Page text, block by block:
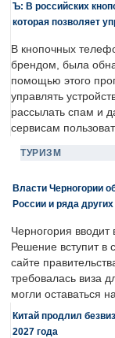
Ъ: В российских
которая позволяет
В кнопочных
брендом, была
помощью этого
управлять
рассылать спам и
сервисам
ТУРИЗМ
Власти Черногории
России и ряда
Черногория
Решение вступит в
сайте
требовалась виза
могли оставаться
Китай продлил
2027 года